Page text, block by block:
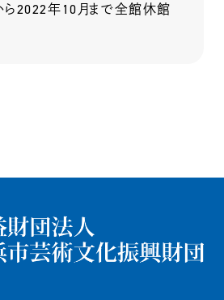
ら2022年10月まで全館休館